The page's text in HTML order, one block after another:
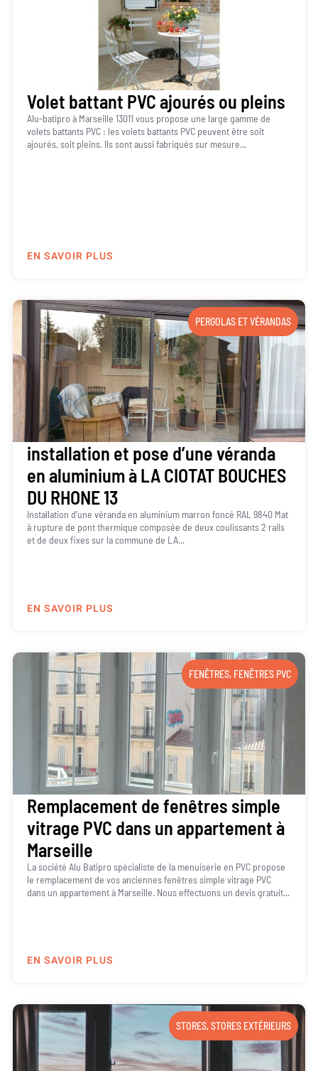
Volet battant PVC ajourés ou pleins
Alu-batipro à Marseille 13011 vous propose une large gamme de
volets battants PVC : les volets battants PVC peuvent être soit
ajourés, soit pleins. Ils sont aussi fabriqués sur mesure...
EN SAVOIR PLUS
PERGOLAS ET VÉRANDAS
installation et pose d’une véranda
en aluminium à LA CIOTAT BOUCHES
DU RHONE 13
Installation d’une véranda en aluminium marron foncé RAL 9840 Mat
à rupture de pont thermique composée de deux coulissants 2 rails
et de deux fixes sur la commune de LA...
EN SAVOIR PLUS
FENÊTRES, FENÊTRES PVC
Remplacement de fenêtres simple
vitrage PVC dans un appartement à
Marseille
La société Alu Batipro spécialiste de la menuiserie en PVC propose
le remplacement de vos anciennes fenêtres simple vitrage PVC
dans un appartement à Marseille. Nous effectuons un devis gratuit...
EN SAVOIR PLUS
STORES,STORES EXTÉRIEURS